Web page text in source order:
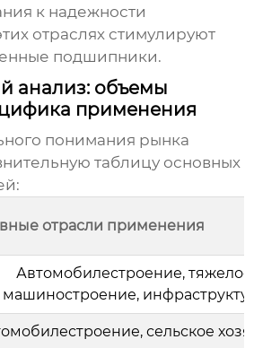
к надежности
отраслях стимулируют
подшипники.
анализ: объемы
применения
понимания рынка
таблицу основных
отрасли применения
Автомобилестроение, тяжелое
машиностроение,
сельское